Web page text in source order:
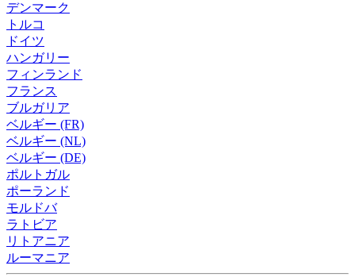
デンマーク
トルコ
ドイツ
ハンガリー
フィンランド
フランス
ブルガリア
ベルギー (FR)
ベルギー (NL)
ベルギー (DE)
ポルトガル
ポーランド
モルドバ
ラトビア
リトアニア
ルーマニア